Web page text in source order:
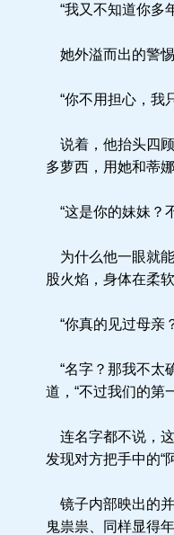
“我又不知道你多
她外溢而出的警惕
“你不用担心，我
说着，他抬头四
多萝西，用她和蒂
“这是你的妹妹？
为什么他一眼就
股火焰，身体在柔
“你真的见过母亲
“名字？那我不太
道，“不过我们的第
连名字都不说，
发现对方把手中的“
镜子内部映出的
鬼祟祟、同样显得